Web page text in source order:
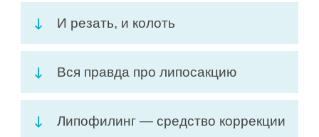
И резать, и колоть
Вся правда про липосакцию
Липофилинг — средство коррекции